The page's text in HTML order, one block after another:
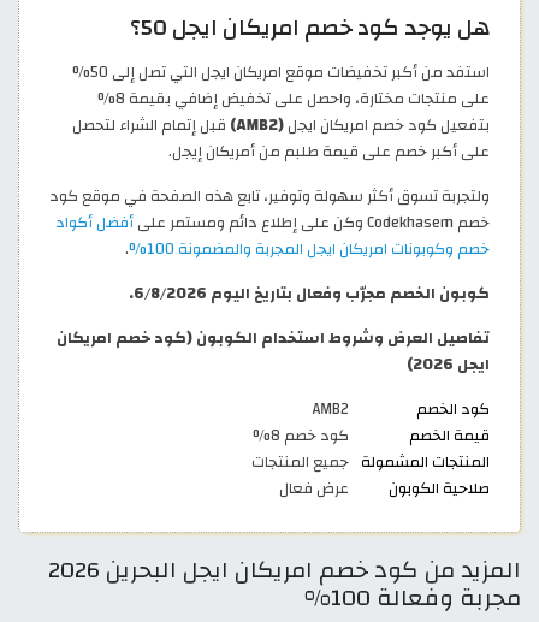
هل يوجد كود خصم امريكان ايجل 50؟
استفد من أكبر تخفيضات موقع امريكان ايجل التي تصل إلى 50%
على منتجات مختارة، واحصل على تخفيض إضافي بقيمة 8%
بتفعيل كود خصم امريكان ايجل(AMB2)
قبل إتمام الشراء لتحصل
على أكبر خصم على قيمة طلبم من أمريكان إيجل.
ولتجربة تسوق أكثر سهولة وتوفير، تابع هذه الصفحة في موقع كود
خصم Codekhasem وكن على إطلاع دائم ومستمر على
أفضل أكواد
خصم وكوبونات امريكان ايجل المجربة والمضمونة 100%
.
كوبون الخصم مجرّب وفعال بتاريخ اليوم 6/8/2026.
تفاصيل العرض وشروط استخدام الكوبون (كود خصم امريكان
ايجل 2026)
كود الخصم
AMB2
قيمة الخصم
كود خصم 8%
المنتجات المشمولة جميع المنتجات
صلاحية الكوبون
عرض فعال
المزيد من كود خصم امريكان ايجل البحرين 2026
مجربة وفعالة 100%